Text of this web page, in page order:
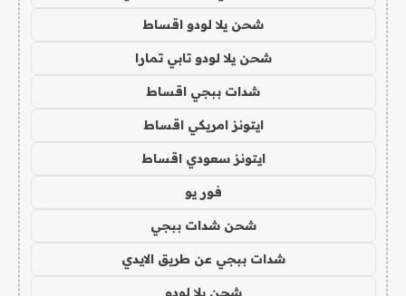
شحن يلا لودو اقساط
شحن يلا لودو تابي تمارا
شدات ببجي اقساط
ايتونز امريكي اقساط
ايتونز سعودي اقساط
فور يو
شحن شدات ببجي
شدات ببجي عن طريق الايدي
شحن يلا لودو